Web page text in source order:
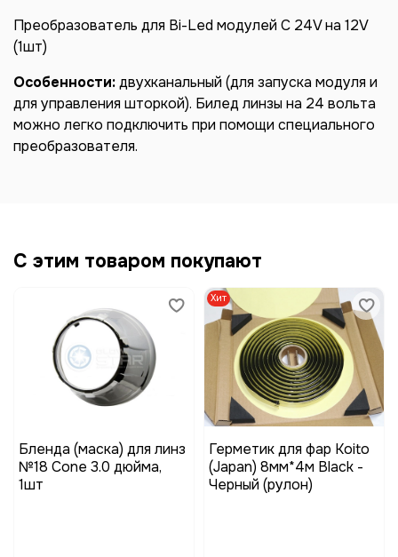
Преобразователь для Bi-Led модулей C 24V на 12V
(1шт)
Особенности:двухканальный (для запуска модуля и
для управления шторкой). Билед линзы на 24 вольта
можно легко подключить при помощи специального
преобразователя.
С этим товаром покупают
Бленда (маска) для линз
№18 Cone 3.0 дюйма,
1шт
Хит
Герметик для фар Koito
(Japan) 8мм*4м Black -
Черный (рулон)